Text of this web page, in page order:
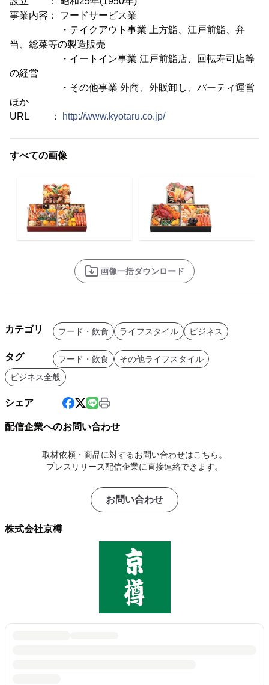
事業内容： フードサービス業
・テイクアウト事業 上方鮨、江戸前鮨、弁
当、総菜等の製造販売
・イートイン事業 江戸前鮨店、回転寿司店等
の経営
・その他事業 外商、外販卸し、パーティ運営
ほか
URL ：
http://www.kyotaru.co.jp/
すべての画像
画像一括ダウンロード
カテゴリ フード・飲食 ライフスタイル ビジネス
タグ フード・飲食
その他ライフスタイル
ビジネス全般
シェア
配信企業へのお問い合わせ
取材依頼・商品に対するお問い合わせはこちら。
プレスリリース配信企業に直接連絡できます。
お問い合わせ
株式会社京樽